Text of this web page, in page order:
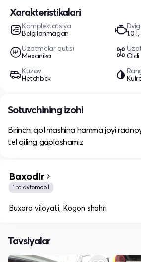
Xarakteristikalari
Komplektatsiya
Belgilanmagan
1.0
Uzatmalar qutisi
Mexanika
Oldi
Kuzov
Hetchbek
Sotuvchining izohi
Birinchi qol mashina hamma joyi
tel qiling gaplashamiz
Baxodir
1 ta avtomobil
Buxoro viloyati, Kogon shahri
Tavsiyalar